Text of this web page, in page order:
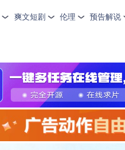
爽文短剧 伦理 预告解说